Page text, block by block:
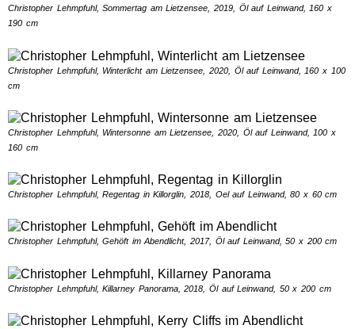
Christopher Lehmpfuhl, Sommertag am Lietzensee, 2019, Öl auf Leinwand, 160 x
190 cm
Christopher Lehmpfuhl, Winterlicht am Lietzensee, 2020, Öl auf Leinwand, 160 x 100
cm
Christopher Lehmpfuhl, Wintersonne am Lietzensee, 2020, Öl auf Leinwand, 100 x
160 cm
Christopher Lehmpfuhl, Regentag in Killorglin, 2018, Oel auf Leinwand, 80 x 60 cm
Christopher Lehmpfuhl, Gehöft im Abendlicht, 2017, Öl auf Leinwand, 50 x 200 cm
Christopher Lehmpfuhl, Killarney Panorama, 2018, Öl auf Leinwand, 50 x 200 cm